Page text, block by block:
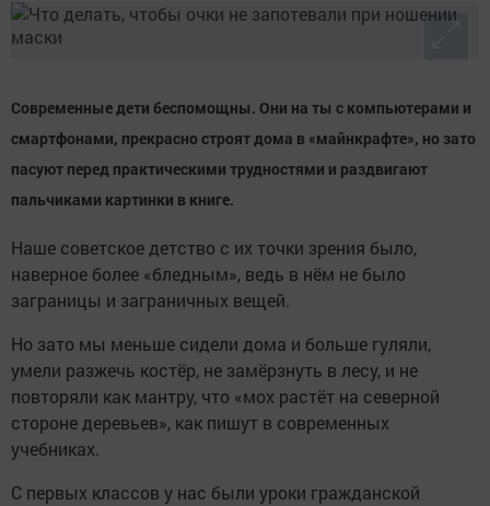
Современные дети беспомощны. Они на ты с компьютерами и
смартфонами, прекрасно строят дома в «майнкрафте», но зато
пасуют перед практическими трудностями и раздвигают
пальчиками картинки в книге.
Наше советское детство с их точки зрения было,
наверное более «бледным», ведь в нём не было
заграницы и заграничных вещей.
Но зато мы меньше сидели дома и больше гуляли,
умели разжечь костёр, не замёрзнуть в лесу, и не
повторяли как мантру, что «мох растёт на северной
стороне деревьев», как пишут в современных
учебниках.
С первых классов у нас были уроки гражданской